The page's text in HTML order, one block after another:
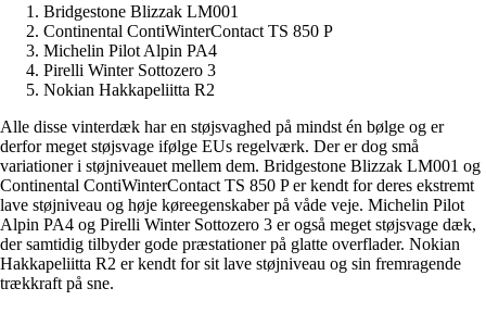
Bridgestone Blizzak LM001
Continental ContiWinterContact TS 850 P
Michelin Pilot Alpin PA4
Pirelli Winter Sottozero 3
Nokian Hakkapeliitta R2
Alle disse vinterdæk har en støjsvaghed på mindst én bølge og er
derfor meget støjsvage ifølge EUs regelværk. Der er dog små
variationer i støjniveauet mellem dem. Bridgestone Blizzak LM001 og
Continental ContiWinterContact TS 850 P er kendt for deres ekstremt
lave støjniveau og høje køreegenskaber på våde veje. Michelin Pilot
Alpin PA4 og Pirelli Winter Sottozero 3 er også meget støjsvage dæk,
der samtidig tilbyder gode præstationer på glatte overflader. Nokian
Hakkapeliitta R2 er kendt for sit lave støjniveau og sin fremragende
trækkraft på sne.